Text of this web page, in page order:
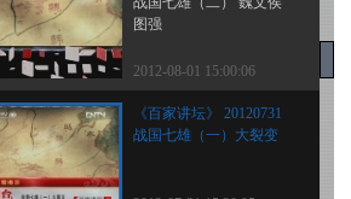
图强
2012-08-01 15:00:06
《百家讲坛》 20120731
战国七雄（一）大裂变